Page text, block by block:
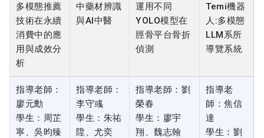
多模態推薦
技術在永續
消費中的應
用與成效分
析
中藥材辨識
與AI中醫
運用不同
YOLO模型在
脛骨平台骨折
偵測
Temi機器
人:多模態
LLM系所
導覽系統
指導老師：
廖元勳
學生：周芷
寧、吳昀臻
指導老師：
李守彧
學生：朱祐
陞、尤奕
指導老師：劉
榮春
學生：廖宇
翔、魏志翰
指導老
師：焦信
達
學生：劉